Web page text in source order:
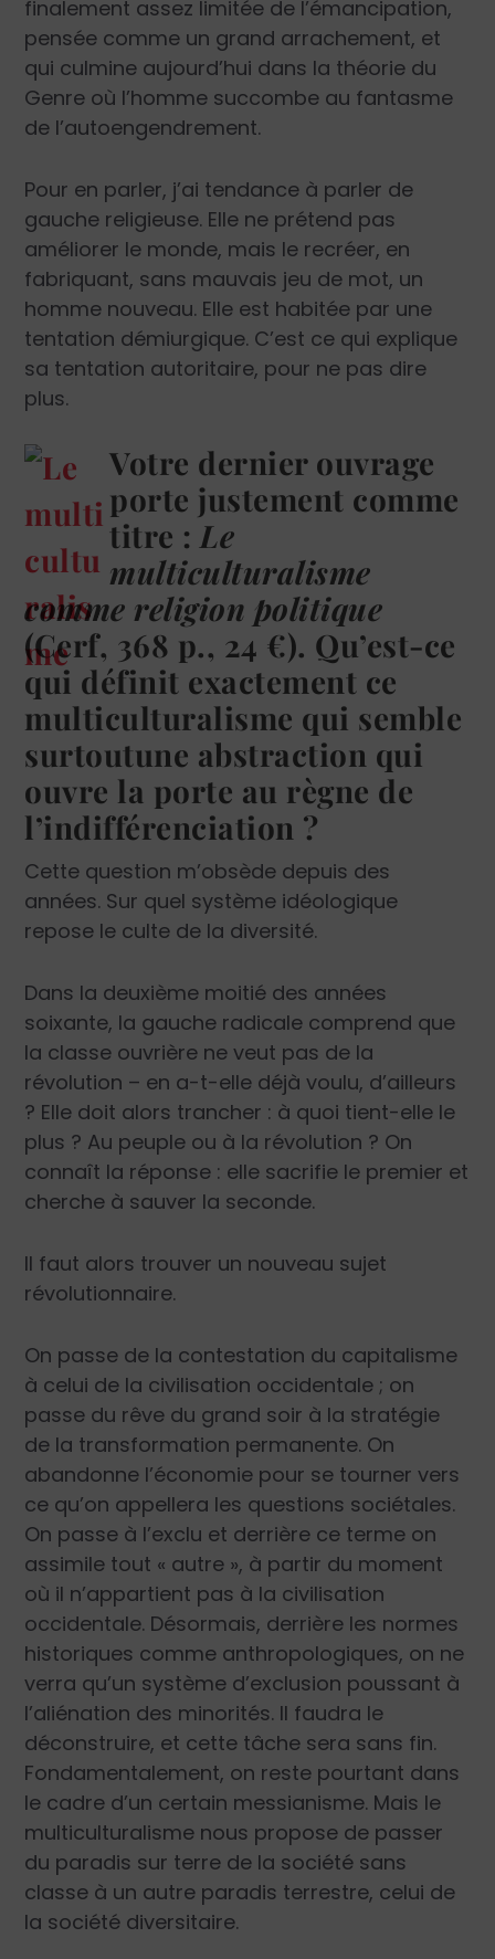
finalement assez limitée de l’émancipation,
pensée comme un grand arrachement, et
qui culmine aujourd’hui dans la théorie du
Genre où l’homme succombe au fantasme
de l’autoengendrement.
Pour en parler, j’ai tendance à parler de
gauche religieuse. Elle ne prétend pas
améliorer le monde, mais le recréer, en
fabriquant, sans mauvais jeu de mot, un
homme nouveau. Elle est habitée par une
tentation démiurgique. C’est ce qui explique
sa tentation autoritaire, pour ne pas dire
plus.
Votre dernier ouvrage
porte justement comme
titre : Le
multiculturalisme
comme religion politique
(Cerf, 368 p., 24 €). Qu’est-ce
qui définit exactement ce
multiculturalisme qui semble
surtoutune abstraction qui
ouvre la porte au règne de
l’indifférenciation ?
Cette question m’obsède depuis des
années. Sur quel système idéologique
repose le culte de la diversité.
Dans la deuxième moitié des années
soixante, la gauche radicale comprend que
la classe ouvrière ne veut pas de la
révolution – en a-t-elle déjà voulu, d’ailleurs
? Elle doit alors trancher : à quoi tient-elle le
plus ? Au peuple ou à la révolution ? On
connaît la réponse : elle sacrifie le premier et
cherche à sauver la seconde.
Il faut alors trouver un nouveau sujet
révolutionnaire.
On passe de la contestation du capitalisme
à celui de la civilisation occidentale ; on
passe du rêve du grand soir à la stratégie
de la transformation permanente. On
abandonne l’économie pour se tourner vers
ce qu’on appellera les questions sociétales.
On passe à l’exclu et derrière ce terme on
assimile tout « autre », à partir du moment
où il n’appartient pas à la civilisation
occidentale. Désormais, derrière les normes
historiques comme anthropologiques, on ne
verra qu’un système d’exclusion poussant à
l’aliénation des minorités. Il faudra le
déconstruire, et cette tâche sera sans fin.
Fondamentalement, on reste pourtant dans
le cadre d’un certain messianisme. Mais le
multiculturalisme nous propose de passer
du paradis sur terre de la société sans
classe à un autre paradis terrestre, celui de
la société diversitaire.